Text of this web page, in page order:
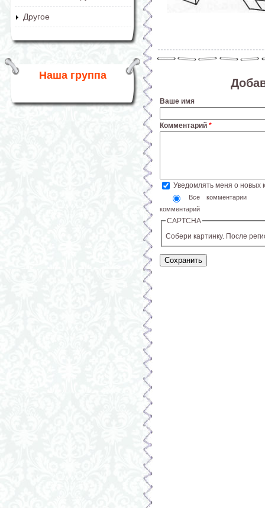
Другое
Наша группа
Ваше имя
Комментарий *
Уведомлять меня о новых
Все комментарии
комментарий
CAPTCHA
Собери картинку. После